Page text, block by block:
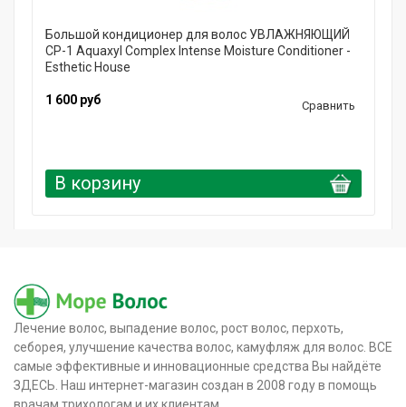
Большой кондиционер для волос УВЛАЖНЯЮЩИЙ
CP-1 Aquaxyl Complex Intense Moisture Conditioner -
Esthetic House
1 600 руб Сравнить
В корзину
Лечение волос, выпадение волос, рост волос, перхоть,
себорея, улучшение качества волос, камуфляж для волос. ВСЕ
самые эффективные и инновационные средства Вы найдёте
ЗДЕСЬ. Наш интернет-магазин создан в 2008 году в помощь